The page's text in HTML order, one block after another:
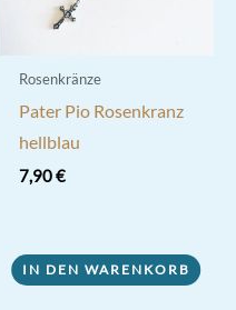
Rosenkränze
Pater Pio Rosenkranz
hellblau
7,90€
IN DEN WARENKORB